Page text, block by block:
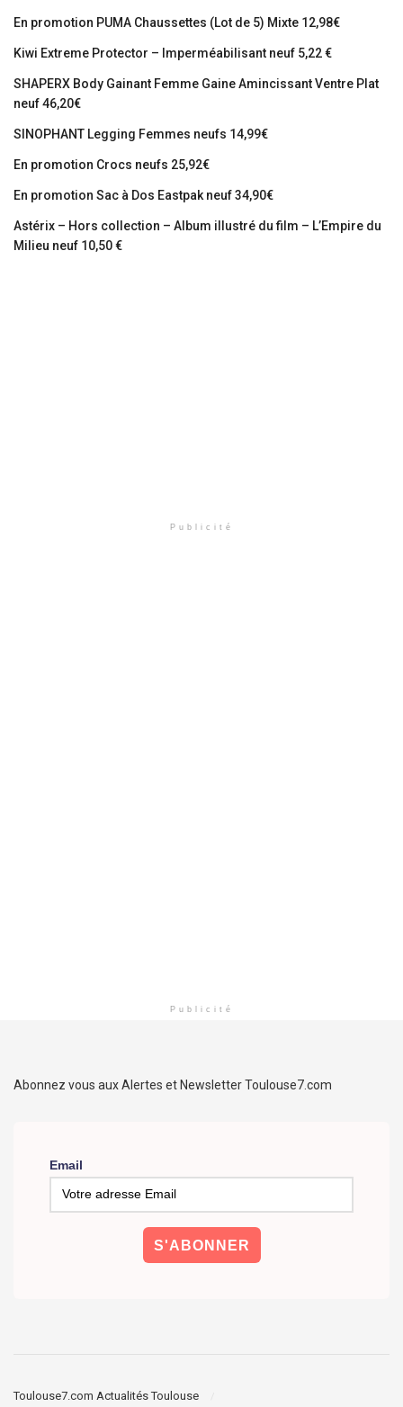
En promotion PUMA Chaussettes (Lot de 5) Mixte 12,98€
Kiwi Extreme Protector – Imperméabilisant neuf 5,22 €
SHAPERX Body Gainant Femme Gaine Amincissant Ventre Plat
neuf 46,20€
SINOPHANT Legging Femmes neufs 14,99€
En promotion Crocs neufs 25,92€
En promotion Sac à Dos Eastpak neuf 34,90€
Astérix – Hors collection – Album illustré du film – L’Empire du
Milieu neuf 10,50 €
Publicité
Publicité
Abonnez vous aux Alertes et Newsletter Toulouse7.com
Email
Toulouse7.com Actualités Toulouse